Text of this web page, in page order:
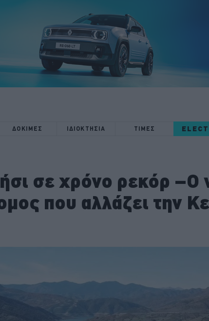
ΔΟΚΙΜΕΣ ΙΔΙΟΚΤΗΣΙΑ ΤΙΜΕΣ
σε χρόνο ρεκόρ –Ο
που αλλάζει την